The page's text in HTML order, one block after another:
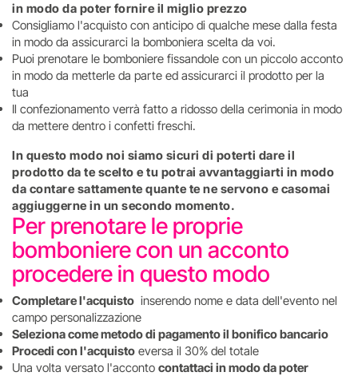
in modo da poter fornire il miglio prezzo
Consigliamo l'acquisto con anticipo di qualche mese dalla festa
in modo da assicurarci la bomboniera scelta da voi.
Puoi prenotare le bomboniere fissandole con un piccolo acconto
in modo da metterle da parte ed assicurarci il prodotto per la
tua
Il confezionamento verrà fatto a ridosso della cerimonia in modo
da mettere dentro i confetti freschi.
In questo modo noi siamo sicuri di poterti dare il
prodotto da te scelto e tu potrai avvantaggiarti in modo
da contare sattamente quante te ne servono e casomai
aggiuggerne in un secondo momento.
Per prenotare le proprie
bomboniere con un acconto
procedere in questo modo
Completare l'acquisto inserendo nome e data dell'evento nel
campo personalizzazione
Seleziona come metodo di pagamento il bonifico bancario
Procedi con l'acquisto eversa il 30% del totale
Una volta versato l'acconto contattaci in modo da poter